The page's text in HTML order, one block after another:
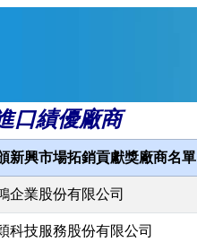
口績優廠商
新興市場拓銷貢獻獎廠商名單
企業股份有限公司
科技服務股份有限公司